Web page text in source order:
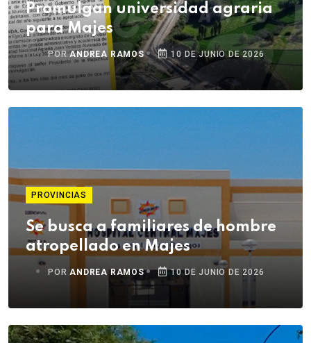
Promulgan universidad agraria
para Majes
PORANDREA RAMOS 10 DE JUNIO DE 2026
PROVINCIAS
Se busca a familiares de hombre
atropellado en Majes
PORANDREA RAMOS 10 DE JUNIO DE 2026